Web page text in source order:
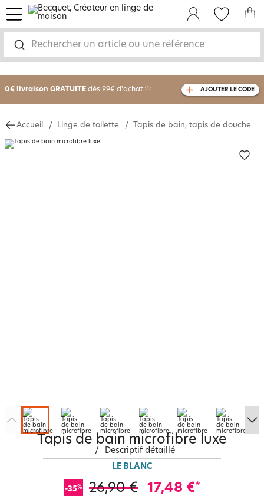
Rechercher un article ou une référence
menu
-25% sur votre commandedès 2 articles
0€ livraison GRATUITE dès 99€ d'achat (1) AJOUTER LE CODE
Accueil Linge de toilette Tapis de bain, tapis de douche
Tapis de bain microfibre luxe
/
Descriptif détaillé
LE BLANC
-35% 26,90 € 17,48 €*